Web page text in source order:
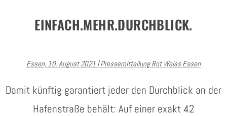
EINFACH.MEHR.DURCHBLICK.
Essen, 10. August 2021 | Pressemitteilung Rot Weiss Essen
Damit künftig garantiert jeder den Durchblick an der
Hafenstraße behält: Auf einer exakt 42